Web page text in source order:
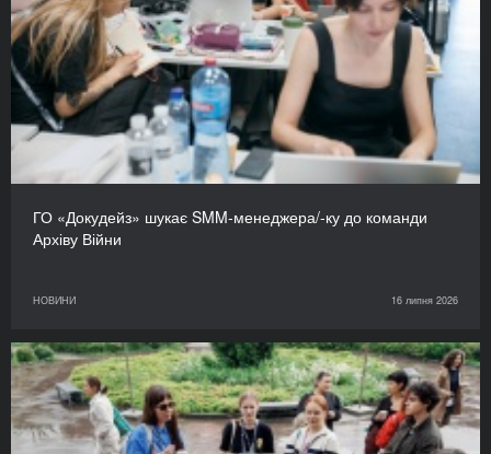
ГО «Докудейз» шукає SMM-менеджера/-ку до команди
Архіву Війни
НОВИНИ 16 липня 2026